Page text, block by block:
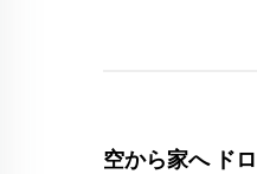
空から家へ ド